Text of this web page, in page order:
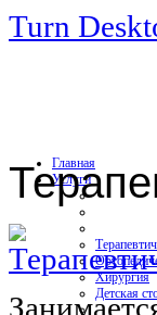
Turn
Главная
Услуги
Хирургия
Детская